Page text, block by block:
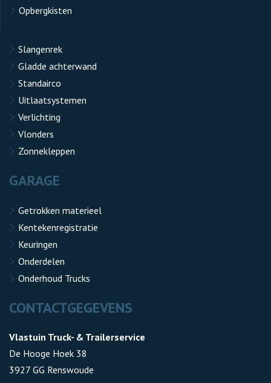
Opbergkisten
Slangenrek
Gladde achterwand
Standairco
Uitlaatsystemen
Verlichting
Vlonders
Zonnekleppen
GARAGE
Getrokken materieel
Kentekenregistratie
Keuringen
Onderdelen
Onderhoud Trucks
CONTACTGEGEVENS
Vlastuin Truck- & Trailerservice
De Hooge Hoek 38
3927 GG Renswoude